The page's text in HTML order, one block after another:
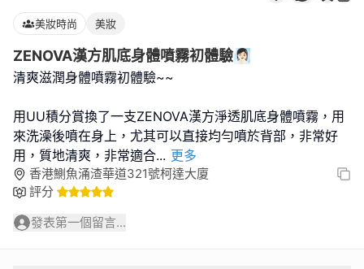
美妝時尚 美妝
ZENOVA漢方肌底身體噴霧初體驗🧖🏻‍♀
清爽滋潤身體噴霧初體驗~~
用UU積分賞換了一支ZENOVA漢方淨透肌底身體噴霧，用
來洗澡後噴在身上，尤其可以直接均勻噴於背部，非常好
用，質地清爽，非常適合... 更多
香港鰂魚涌渣華道321號柯達大廈
評分
發表第一個留言...